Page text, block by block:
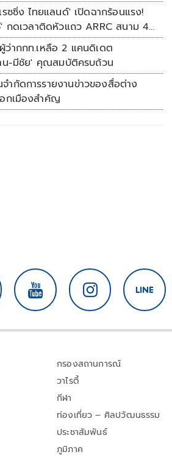
ซซิ่ง ไทยแลนด์' เปิดฉากร้อนแรง!
กดเวลาติดหัวแถว ARRC สนาม 4
า
ว่ากกท.เหลือ 2 แคนดิเดต
น-มีชัย' คุณสมบัติครบถ้วน
ำกัดการรายงานข่าวของสื่อต่าง
อกเมืองสำคัญ
กรองสถานการณ์
วาไรตี้
กีฬา
ท่องเที่ยว – ศิลปวัฒนธรรม
ประชาสัมพันธ์
ภูมิภาค